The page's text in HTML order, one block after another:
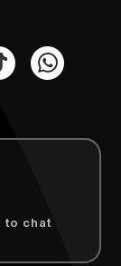
to chat